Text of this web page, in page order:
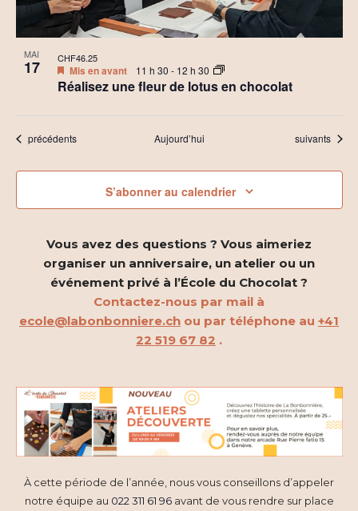
MAI
17
Réalisez une fleur de lotus en chocolat
Mis en avant 11 h 30 - 12 h 30
CHF46.25
Évènements
précédents Aujourd’hui Évènements
suivants
S’abonner au calendrier
Vous avez des questions ? Vous aimeriez
organiser un anniversaire, un atelier ou un
événement privé à l’École du Chocolat ?
Contactez-nous par mail à
ecole@labonbonniere.ch ou par téléphone au +41
22 519 67 82 .
À cette période de l’année, nous vous conseillons d’appeler
notre équipe au 022 311 61 96avant de vous rendre sur place